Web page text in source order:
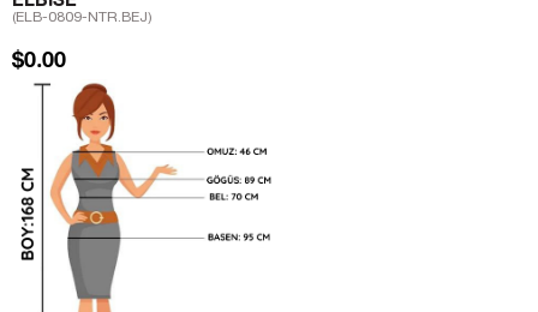
(ELB-0809-NTR.BEJ)
$0.00